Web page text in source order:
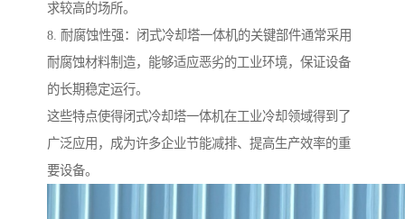
求较高的场所。
8. 耐腐蚀性强：闭式冷却塔一体机的关键部件通常采用
耐腐蚀材料制造，能够适应恶劣的工业环境，保证设备
的长期稳定运行。
这些特点使得闭式冷却塔一体机在工业冷却领域得到了
广泛应用，成为许多企业节能减排、提高生产效率的重
要设备。